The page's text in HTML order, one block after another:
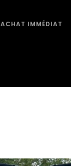
ACHAT IMMÉDIAT